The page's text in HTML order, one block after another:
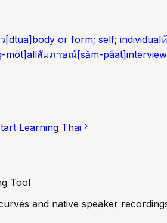
[dtua] body or form; self; individual
mòt]allสัมภาษณ์[sǎm-pâat]interview
Learning Thai
Tool
and native speaker